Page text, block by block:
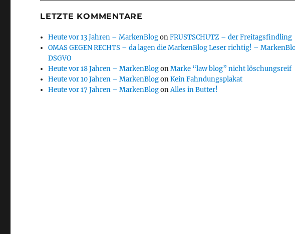
LETZTE KOMMENTARE
Heute vor 13 Jahren – MarkenBlogonFRUSTSCHUTZ – der Freitagsfindling
OMAS GEGEN RECHTS – da lagen die MarkenBlog Leser richtig! –
DSGVO
Heute vor 18 Jahren – MarkenBlogonMarke “law blog” nicht löschungsreif
Heute vor 10 Jahren – MarkenBlogonKein Fahndungsplakat
Heute vor 17 Jahren – MarkenBlogonAlles in Butter!